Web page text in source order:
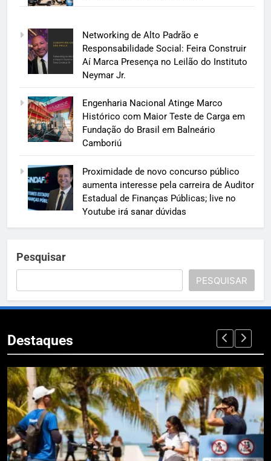
Networking de Alto Padrão e
Responsabilidade Social: Feira Construir
Aí Marca Presença no Leilão do Instituto
Neymar Jr.
Engenharia Nacional Atinge Marco
Histórico com Maior Teste de Carga em
Fundação do Brasil em Balneário
Camboriú
Proximidade de novo concurso público
aumenta interesse pela carreira de Auditor
Estadual de Finanças Públicas; live no
Youtube irá sanar dúvidas
Pesquisar
PESQUISAR
Destaques